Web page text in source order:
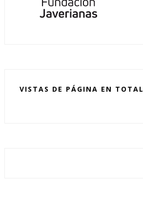
VISTAS DE PÁGINA EN TOTAL